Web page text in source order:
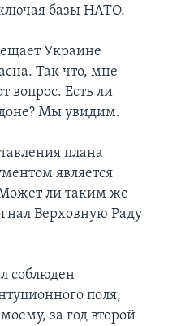
базы НАТО.
Украине
Так что, мне
вопрос. Есть ли
Мы увидим.
плана
является
Может ли таким же
Верховную Раду
соблюден
поля,
за год второй